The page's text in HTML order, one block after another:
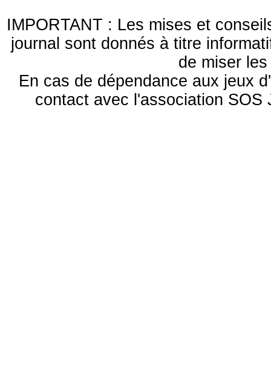
IMPORTANT : Les mises et
journal sont donnés à titre
de miser
En cas de dépendance aux jeux
contact avec l'association